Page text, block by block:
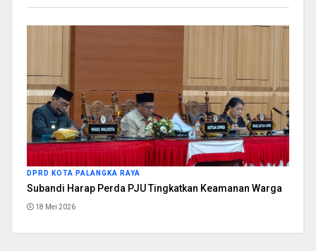
DPRD KOTA PALANGKA RAYA
Subandi Harap Perda PJU Tingkatkan Keamanan Warga
18 Mei 2026